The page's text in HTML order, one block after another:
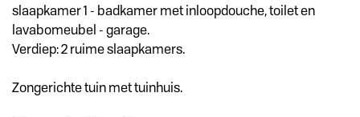
slaapkamer 1 - badkamer met inloopdouche, toilet en
lavabomeubel - garage.
Verdiep: 2 ruime slaapkamers.
Zongerichte tuin met tuinhuis.